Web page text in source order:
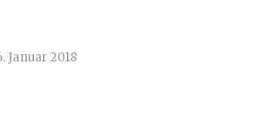
Januar 2018